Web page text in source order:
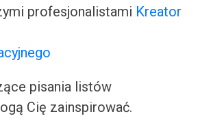
profesjonalistami Kreator
pisania listów
Cię zainspirować.